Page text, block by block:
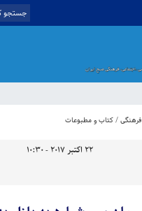
فرهنگی/کتاب و مطبوعات
22 اکتبر 2017 - 10:30